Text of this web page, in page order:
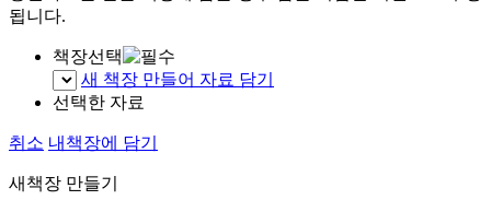
됩니다.
책장선택
새 책장 만들어 자료 담기
선택한 자료
취소 내책장에 담기
새책장 만들기